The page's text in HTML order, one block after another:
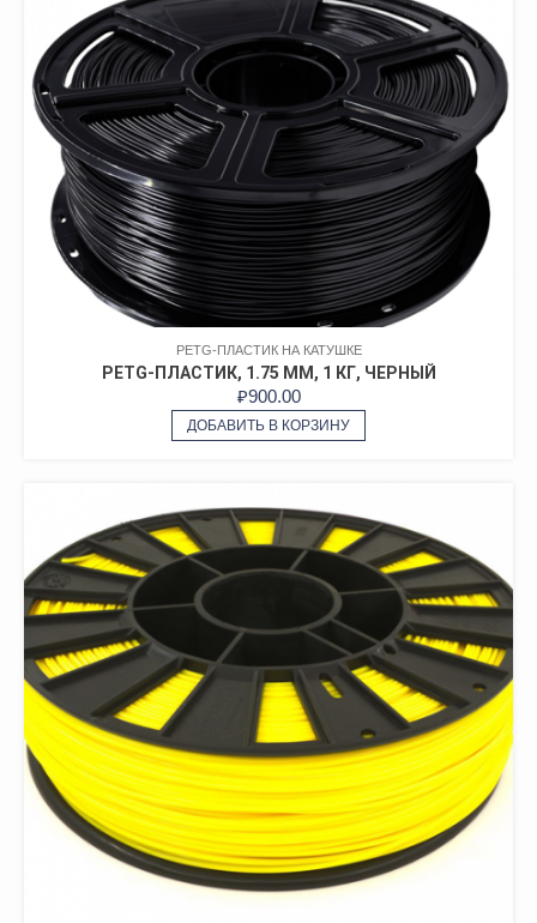
PETG-ПЛАСТИК НА КАТУШКЕ
PETG-ПЛАСТИК, 1.75 ММ, 1 КГ, ЧЕРНЫЙ
₽900.00
ДОБАВИТЬ В КОРЗИНУ